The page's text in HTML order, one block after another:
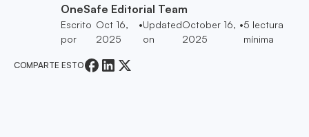
OneSafe Editorial Team
Escrito
por
Oct 16,
2025
•Updated
on
October 16,
2025
•5 lectura
mínima
COMPARTE ESTO